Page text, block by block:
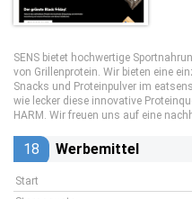
SENS bietet hochwertige
von Grillenprotein. Wir bieten eine
Snacks und Proteinpulver im
wie lecker diese innovative
HARM. Wir freuen uns auf eine
18 Werbemittel
Start